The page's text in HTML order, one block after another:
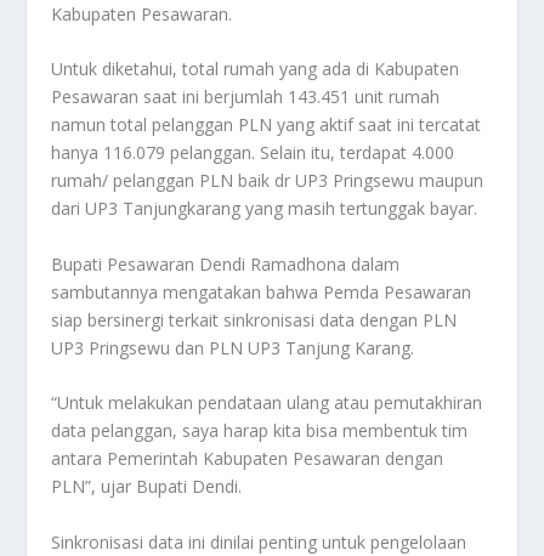
Kabupaten Pesawaran.
Untuk diketahui, total rumah yang ada di Kabupaten
Pesawaran saat ini berjumlah 143.451 unit rumah
namun total pelanggan PLN yang aktif saat ini tercatat
hanya 116.079 pelanggan. Selain itu, terdapat 4.000
rumah/ pelanggan PLN baik dr UP3 Pringsewu maupun
dari UP3 Tanjungkarang yang masih tertunggak bayar.
Bupati Pesawaran Dendi Ramadhona dalam
sambutannya mengatakan bahwa Pemda Pesawaran
siap bersinergi terkait sinkronisasi data dengan PLN
UP3 Pringsewu dan PLN UP3 Tanjung Karang.
“Untuk melakukan pendataan ulang atau pemutakhiran
data pelanggan, saya harap kita bisa membentuk tim
antara Pemerintah Kabupaten Pesawaran dengan
PLN”, ujar Bupati Dendi.
Sinkronisasi data ini dinilai penting untuk pengelolaan